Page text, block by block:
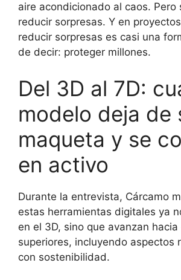
aire acondicionado al caos. Pero
reducir sorpresas. Y en
reducir sorpresas es casi una
de decir: proteger millones.
Del 3D al 7D:
modelo deja de
maqueta y se
en activo
Durante la entrevista, Cárcamo
estas herramientas digitales ya
en el 3D, sino que avanzan
superiores, incluyendo aspectos
con sostenibilidad.